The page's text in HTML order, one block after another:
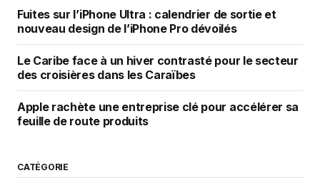
Fuites sur l’iPhone Ultra : calendrier de sortie et
nouveau design de l’iPhone Pro dévoilés
Le Caribe face à un hiver contrasté pour le secteur
des croisières dans les Caraïbes
Apple rachète une entreprise clé pour accélérer sa
feuille de route produits
CATÉGORIE